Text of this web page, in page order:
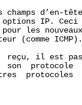
champs d’en-
IP.
les
(comme ICMP).
reçu, il est
son  protocole
protocoles